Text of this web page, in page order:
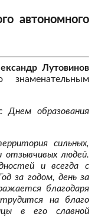
автономного
Лутовинов
Днем образования
сильных,
людей.
и всегда с
за годом, день за
благодаря
на благо
в его славной